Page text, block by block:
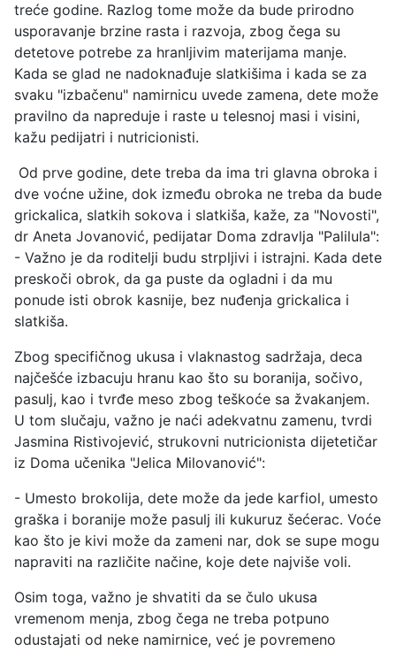
treće godine. Razlog tome može da bude prirodno
usporavanje brzine rasta i razvoja, zbog čega su
detetove potrebe za hranljivim materijama manje.
Kada se glad ne nadoknađuje slatkišima i kada se za
svaku "izbačenu" namirnicu uvede zamena, dete može
pravilno da napreduje i raste u telesnoj masi i visini,
kažu pedijatri i nutricionisti.
Od prve godine, dete treba da ima tri glavna obroka i
dve voćne užine, dok između obroka ne treba da bude
grickalica, slatkih sokova i slatkiša, kaže, za "Novosti",
dr Aneta Jovanović, pedijatar Doma zdravlja "Palilula":
- Važno je da roditelji budu strpljivi i istrajni. Kada dete
preskoči obrok, da ga puste da ogladni i da mu
ponude isti obrok kasnije, bez nuđenja grickalica i
slatkiša.
Zbog specifičnog ukusa i vlaknastog sadržaja, deca
najčešće izbacuju hranu kao što su boranija, sočivo,
pasulj, kao i tvrđe meso zbog teškoće sa žvakanjem.
U tom slučaju, važno je naći adekvatnu zamenu, tvrdi
Jasmina Ristivojević, strukovni nutricionista dijetetičar
iz Doma učenika "Jelica Milovanović":
- Umesto brokolija, dete može da jede karfiol, umesto
graška i boranije može pasulj ili kukuruz šećerac. Voće
kao što je kivi može da zameni nar, dok se supe mogu
napraviti na različite načine, koje dete najviše voli.
Osim toga, važno je shvatiti da se čulo ukusa
vremenom menja, zbog čega ne treba potpuno
odustajati od neke namirnice, već je povremeno